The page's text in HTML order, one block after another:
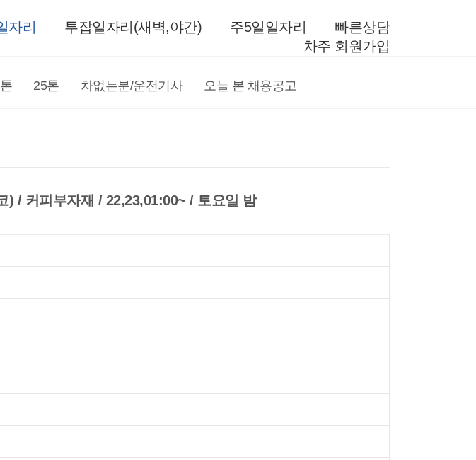
빠른상담
주5일일자리
투잡일자리(새벽,야간)
자리
차주 회원가입
25톤 차없는분/운전기사 오늘 본 채용공고
) / 커피부자재 / 22,23,01:00~ / 토요일 밤